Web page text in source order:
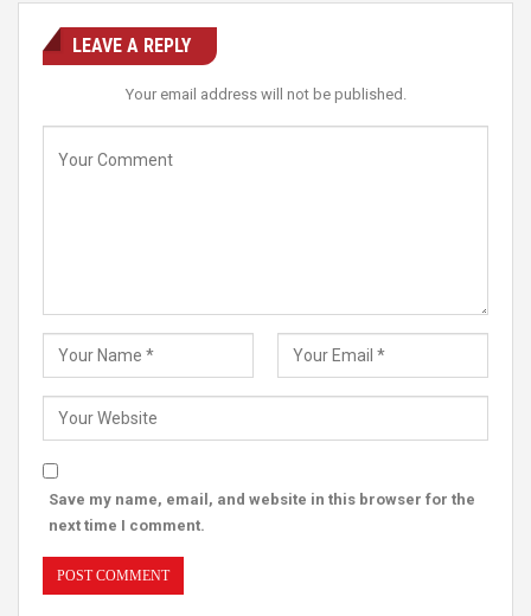
LEAVE A REPLY
Your email address will not be published.
Save my name, email, and website in this browser for the
next time I comment.